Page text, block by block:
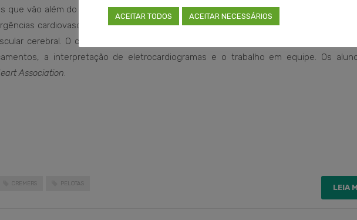
que vão além do Suporte Básico de Vida (SBV), transmitindo conhecimentos e
cardiovasculares, tais como parada cardiorrespiratória (PCR), arritmias, infarto
cerebral. O conteúdo enfatiza a importância da ressuscitação cardiopulmonar
a interpretação de eletrocardiogramas e o trabalho em equipe. Os
Association.
CREMERS PELOTAS LEIA
ACEITAR TODOS ACEITAR NECESSÁRIOS